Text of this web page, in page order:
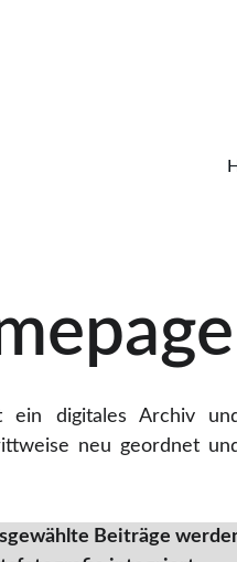
ein digitales Archiv
neu geordnet
Beiträge